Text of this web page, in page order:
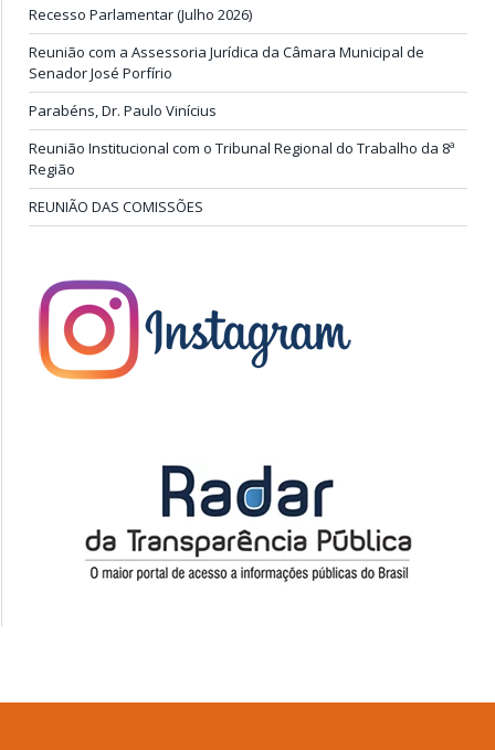
Recesso Parlamentar (Julho 2026)
Reunião com a Assessoria Jurídica da Câmara Municipal de
Senador José Porfírio
Parabéns, Dr. Paulo Vinícius
Reunião Institucional com o Tribunal Regional do Trabalho da 8ª
Região
REUNIÃO DAS COMISSÕES